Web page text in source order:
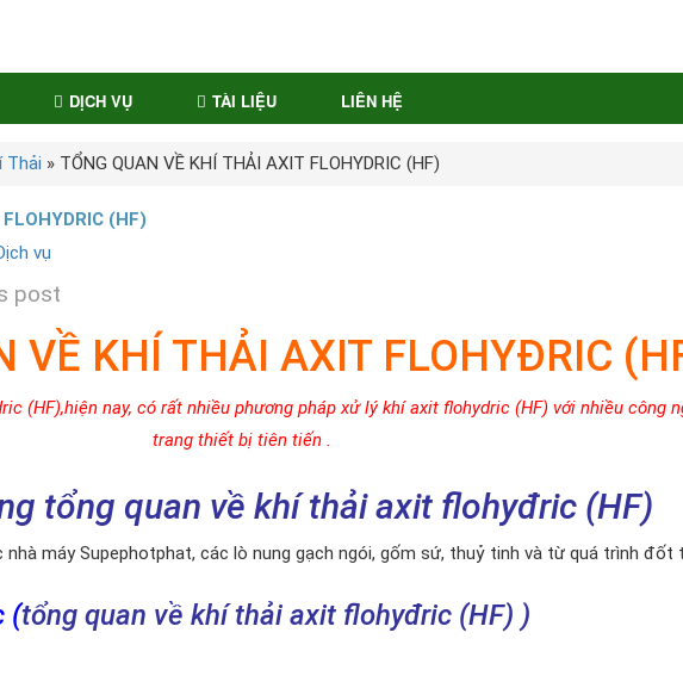
DỊCH VỤ TÀI LIỆU LIÊN HỆ
Thải » TỔNG QUAN VỀ KHÍ THẢI AXIT FLOHYDRIC (HF)
(HF)
vụ
post
VỀ KHÍ THẢI AXIT FLOHYĐRIC
(HF),hiện nay, có rất nhiều phương pháp xử lý khí axit flohydric (HF) với nhiều công
trang thiết bị tiên tiến .
tổng quan về khí thải axit flohyđric (HF)
máy Supephotphat, các lò nung gạch ngói, gốm sứ, thuỷ tinh và từ quá trình đốt
(tổng quan về khí thải axit flohyđric (HF) )